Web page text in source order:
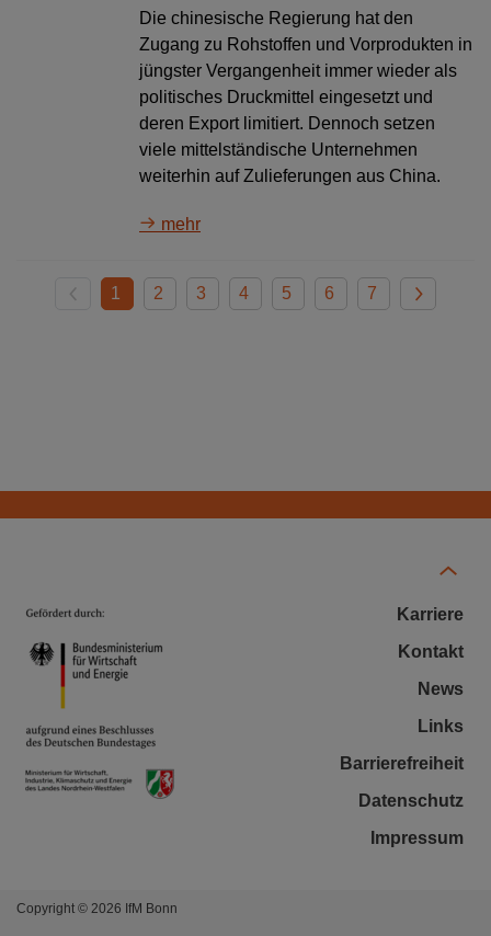
Die chinesische Regierung hat den
Zugang zu Rohstoffen und Vorprodukten in
jüngster Vergangenheit immer wieder als
politisches Druckmittel eingesetzt und
deren Export limitiert. Dennoch setzen
viele mittelständische Unternehmen
weiterhin auf Zulieferungen aus China.
mehr
1 2 3 4 5 6 7
Karriere
Kontakt
News
Links
Barrierefreiheit
Datenschutz
Impressum
Copyright © 2026 IfM Bonn